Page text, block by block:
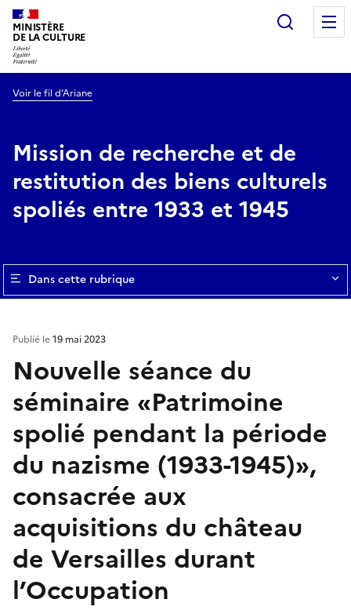
MINISTÈRE
DE LA CULTURE
Voir le fil d’Ariane
Mission de recherche et de
restitution des biens culturels
spoliés entre 1933 et 1945
Dans cette rubrique
Nouvelle séance du
séminaire «Patrimoine
spolié pendant la période
du nazisme (1933-1945)»,
consacrée aux
acquisitions du château
de Versailles durant
l’Occupation
Publié le19 mai 2023